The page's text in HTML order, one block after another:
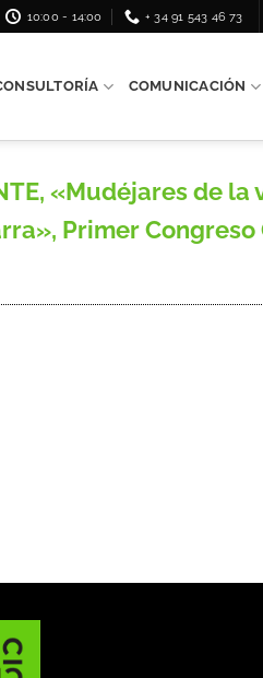
10:00 - 14:00 + 34 91 543 46 73
COMUNICACIÓN
«Mudéjares de
Primer